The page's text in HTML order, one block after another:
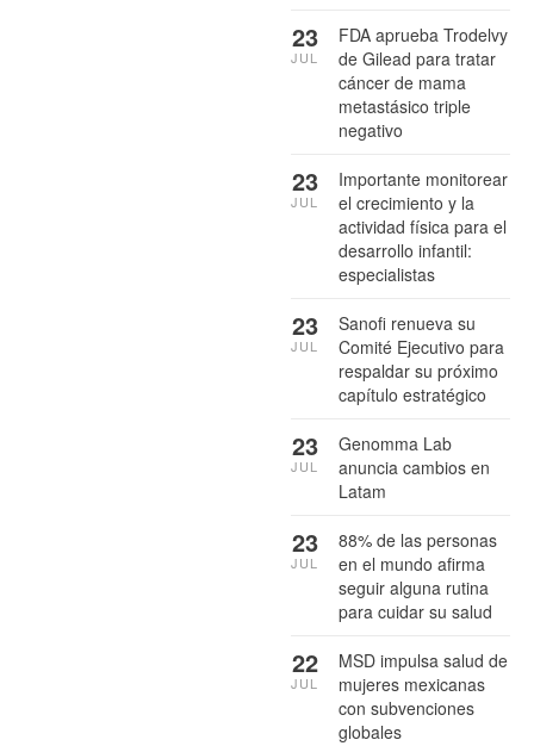
FDA aprueba Trodelvy
de Gilead para tratar
cáncer de mama
metastásico triple
negativo
23
JUL
Importante monitorear
el crecimiento y la
actividad física para el
desarrollo infantil:
especialistas
23
JUL
Sanofi renueva su
Comité Ejecutivo para
respaldar su próximo
capítulo estratégico
23
JUL
Genomma Lab
anuncia cambios en
Latam
23
JUL
88% de las personas
en el mundo afirma
seguir alguna rutina
para cuidar su salud
23
JUL
MSD impulsa salud de
mujeres mexicanas
con subvenciones
globales
22
JUL